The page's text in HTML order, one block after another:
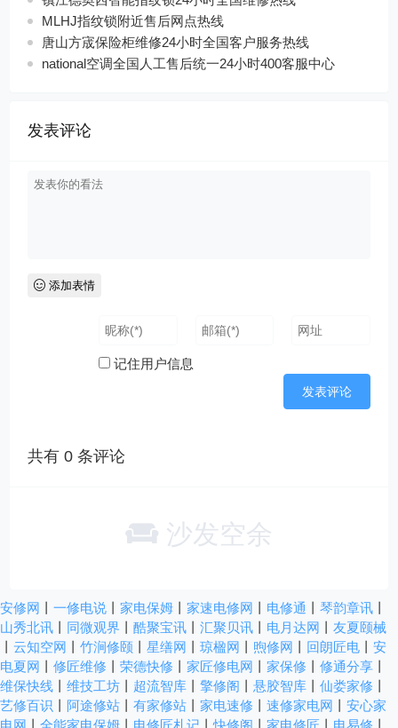
MLHJ指纹锁附近售后网点热线
唐山方宬保险柜维修24小时全国客户服务热线
national空调全国人工售后统一24小时400客服中心
发表评论
添加表情
记住用户信息
共有0 条评论
沙发空余
安修网 一修电说 家电保姆 家速电修网 电修通 琴韵章讯
山秀北讯
同微观界 酷聚宝讯 汇聚贝讯 电月达网
友夏颐械
云知空网 竹涧修颐 星缮网 琼楹网 煦修网 回朗匠电
安
电夏网
修匠维修 荣德快修 家匠修电网 家保修 修通分享
维保快线
维技工坊 超流智库 擎修阁 悬胶智库 仙娄家修
艺修百识
阿途修站 有家修站 家电速修 速修家电网
安心家
电网
全能家电保姆 电修匠札记 丨快修阁 家电修匠 电易修